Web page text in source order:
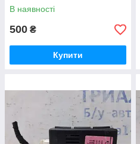
В наявності
500 ₴
Купити